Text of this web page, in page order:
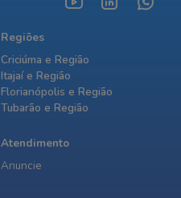
Regiões
Criciúma e Região
Itajaí e Região
Florianópolis e Região
Tubarão e Região
Atendimento
Anuncie